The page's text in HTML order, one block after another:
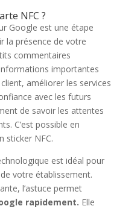
NFC ?
Google est une étape
la présence de votre
commentaires
importantes
améliorer les services
avec les futurs
de savoir les attentes
C’est possible en
sticker NFC.
est idéal pour
votre établissement.
l’astuce permet
rapidement. Elle